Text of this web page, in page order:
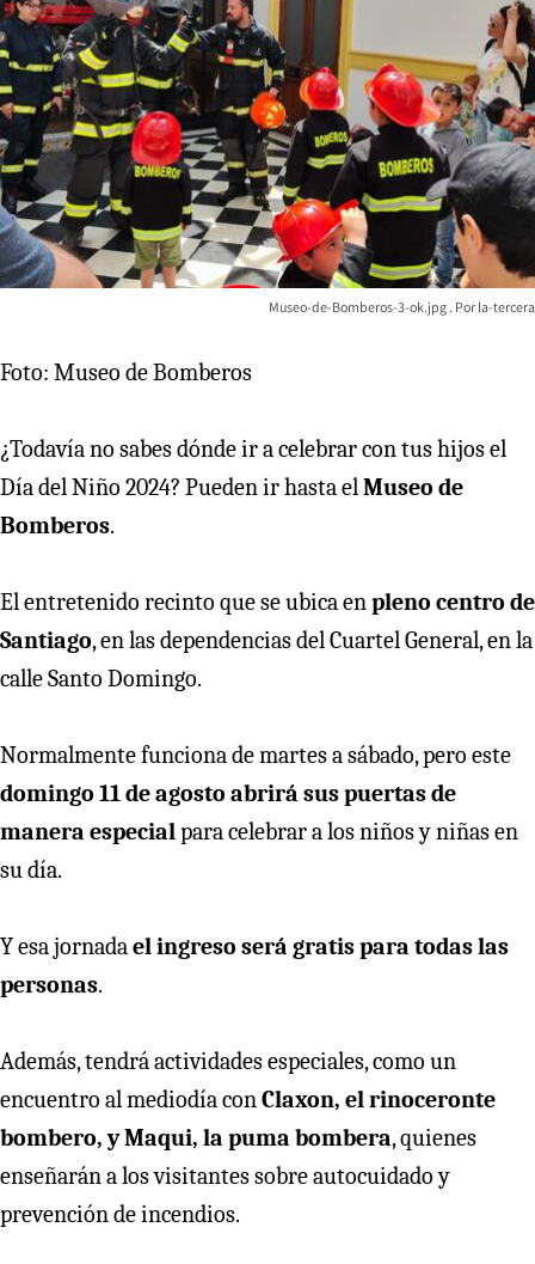
Museo-de-Bomberos-3-ok.jpg la-tercera
Foto: Museo de Bomberos
¿Todavía no sabes dónde ir a celebrar con tus hijos el
Día del Niño 2024? Pueden ir hasta elMuseo de
Bomberos.
El entretenido recinto que se ubica enpleno centro de
Santiago, en las dependencias del Cuartel General, en la
calle Santo Domingo.
Normalmente funciona de martes a sábado, pero este
domingo 11 de agosto abrirá sus puertas de
manera especialpara celebrar a los niños y niñas en
su día.
Y esa jornadael ingreso será gratis para todas las
personas.
Además, tendrá actividades especiales, como un
encuentro al mediodía conClaxon, el rinoceronte
bombero, y Maqui, la puma bombera, quienes
enseñarán a los visitantes sobre autocuidado y
prevención de incendios.